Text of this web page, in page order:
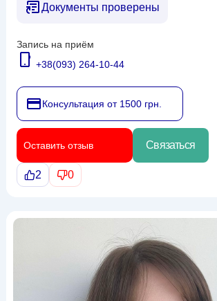
Документы проверены
Запись на приём
+38(093) 264-10-44
Консультация от 1500 грн.
Оставить отзыв Связаться
2 0